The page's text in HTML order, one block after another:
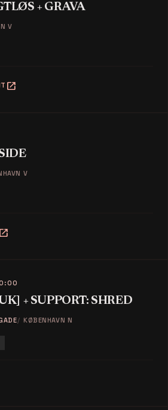
+ GRAVA
V
open_in_new
V
open_in_new
+ SUPPORT: SHRED
KØBENHAVN N